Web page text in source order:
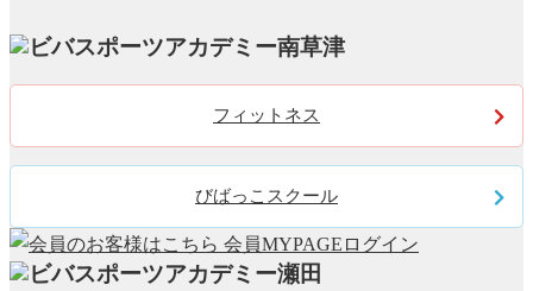
フィットネス
びばっこスクール